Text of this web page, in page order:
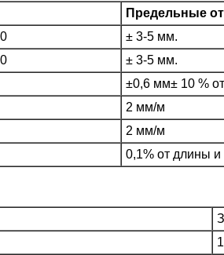
Предельные
± 3-5 мм.
± 3-5 мм.
±0,6 мм± 10 %
2 мм/м
2 мм/м
0,1% от длины